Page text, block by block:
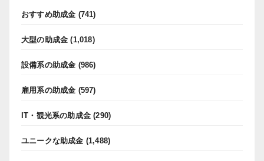
おすすめ助成金 (741)
大型の助成金 (1,018)
設備系の助成金 (986)
雇用系の助成金 (597)
IT・観光系の助成金 (290)
ユニークな助成金 (1,488)